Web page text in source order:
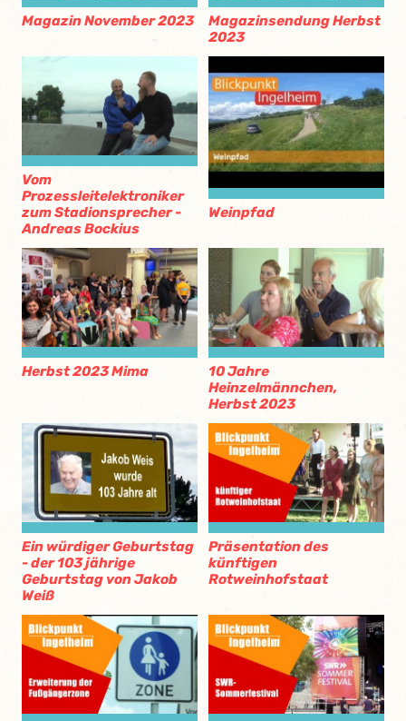
Magazin November 2023
Magazinsendung Herbst
2023
Vom
Prozessleitelektroniker
zum Stadionsprecher -
Andreas Bockius
Weinpfad
Herbst 2023 Mima
10 Jahre
Heinzelmännchen,
Herbst 2023
Ein würdiger Geburtstag
- der 103 jährige
Geburtstag von Jakob
Weiß
Präsentation des
künftigen
Rotweinhofstaat